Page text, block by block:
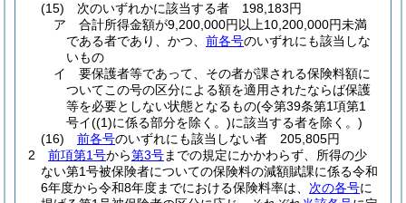
(15)
次のいずれかに該当する者 198,183円
ア
合計所得金額が9,200,000円以上10,200,000円未満
である者であり、かつ、 前各号のいずれにも該当しな
いもの
イ
要保護者等であって、その者が課される保険料額に
ついてこの号の区分による額を適用されたならば保護
等を必要としない状態となるもの(令第39条第1項第1
号イ((1)に係る部分を除く。)に該当する者を除く。)
(16)
前各号のいずれにも該当しない者 205,805円
2
前項第1号から第3号までの規定にかかわらず、所得の少
ない第1号被保険者についての保険料の減額賦課に係る令和
6年度から令和8年度までにおける保険料率は、 次の各号に